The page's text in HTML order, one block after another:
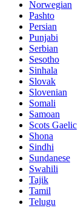
Norwegian
Pashto
Persian
Punjabi
Serbian
Sesotho
Sinhala
Slovak
Slovenian
Somali
Samoan
Scots Gaelic
Shona
Sindhi
Sundanese
Swahili
Tajik
Tamil
Telugu